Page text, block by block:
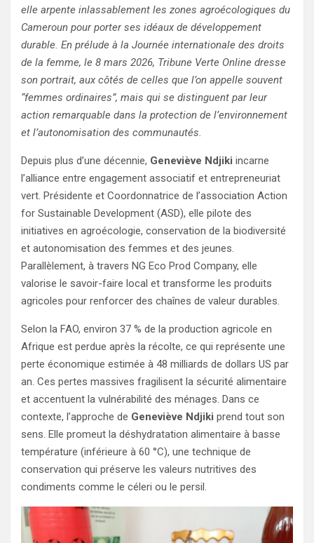
elle arpente inlassablement les zones agroécologiques du
Cameroun pour porter ses idéaux de développement
durable. En prélude à la Journée internationale des droits
de la femme, le 8 mars 2026, Tribune Verte Online dresse
son portrait, aux côtés de celles que l’on appelle souvent
“femmes ordinaires”, mais qui se distinguent par leur
action remarquable dans la protection de l’environnement
et l’autonomisation des communautés.
Depuis plus d’une décennie, Geneviève Ndjiki incarne
l’alliance entre engagement associatif et entrepreneuriat
vert. Présidente et Coordonnatrice de l’association Action
for Sustainable Development (ASD), elle pilote des
initiatives en agroécologie, conservation de la biodiversité
et autonomisation des femmes et des jeunes.
Parallèlement, à travers NG Eco Prod Company, elle
valorise le savoir-faire local et transforme les produits
agricoles pour renforcer des chaînes de valeur durables.
Selon la FAO, environ 37 % de la production agricole en
Afrique est perdue après la récolte, ce qui représente une
perte économique estimée à 48 milliards de dollars US par
an. Ces pertes massives fragilisent la sécurité alimentaire
et accentuent la vulnérabilité des ménages. Dans ce
contexte, l’approche de Geneviève Ndjiki prend tout son
sens. Elle promeut la déshydratation alimentaire à basse
température (inférieure à 60 °C), une technique de
conservation qui préserve les valeurs nutritives des
condiments comme le céleri ou le persil.